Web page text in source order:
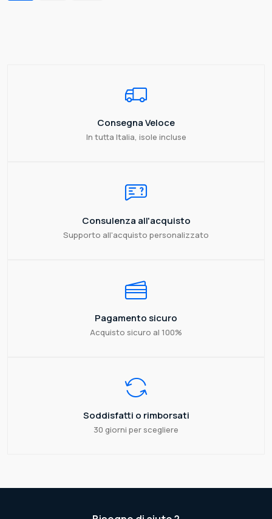
Consegna Veloce
In tutta Italia, isole incluse
Consulenza all'acquisto
Supporto all'acquisto personalizzato
Pagamento sicuro
Acquisto sicuro al 100%
Soddisfatti o rimborsati
30 giorni per scegliere